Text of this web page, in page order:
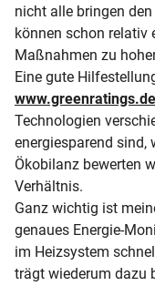
nicht alle bringen
können schon relativ
Maßnahmen zu
Eine gute
www.greenratings.de
Technologien
energiesparend sind,
Ökobilanz bewerten
Verhältnis.
Ganz wichtig ist
genaues Energie-
im Heizsystem
trägt wiederum dazu